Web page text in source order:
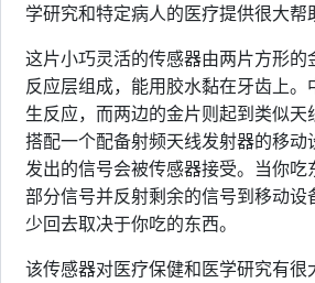
学研究和特定病人的医疗提供很大帮
这片小巧灵活的传感器由两片方形的
反应层组成，能用胶水黏在牙齿上。
生反应，而两边的金片则起到类似
搭配一个配备射频天线发射器的移动
发出的信号会被传感器接受。当你吃
部分信号并反射剩余的信号到移动设
少回去取决于你吃的东西。
该传感器对医疗保健和医学研究有很